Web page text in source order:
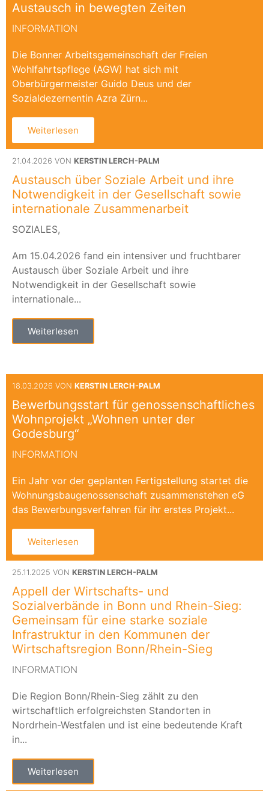
Austausch in bewegten Zeiten
INFORMATION
Die Bonner Arbeitsgemeinschaft der Freien
Wohlfahrtspflege (AGW) hat sich mit
Oberbürgermeister Guido Deus und der
Sozialdezernentin Azra Zürn...
Weiterlesen
21.04.2026 VON KERSTIN LERCH-PALM
Austausch über Soziale Arbeit und ihre
Notwendigkeit in der Gesellschaft sowie
internationale Zusammenarbeit
SOZIALES,
Am 15.04.2026 fand ein intensiver und fruchtbarer
Austausch über Soziale Arbeit und ihre
Notwendigkeit in der Gesellschaft sowie
internationale...
Weiterlesen
18.03.2026 VON KERSTIN LERCH-PALM
Bewerbungsstart für genossenschaftliches
Wohnprojekt „Wohnen unter der
Godesburg“
INFORMATION
Ein Jahr vor der geplanten Fertigstellung startet die
Wohnungsbaugenossenschaft zusammenstehen eG
das Bewerbungsverfahren für ihr erstes Projekt...
Weiterlesen
25.11.2025 VON KERSTIN LERCH-PALM
Appell der Wirtschafts- und
Sozialverbände in Bonn und Rhein-Sieg:
Gemeinsam für eine starke soziale
Infrastruktur in den Kommunen der
Wirtschaftsregion Bonn/Rhein-Sieg
INFORMATION
Die Region Bonn/Rhein-Sieg zählt zu den
wirtschaftlich erfolgreichsten Standorten in
Nordrhein-Westfalen und ist eine bedeutende Kraft
in...
Weiterlesen